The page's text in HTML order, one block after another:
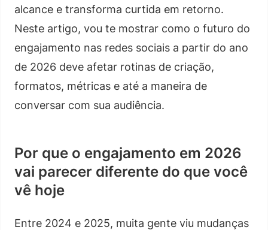
alcance e transforma curtida em retorno.
Neste artigo, vou te mostrar como o futuro do
engajamento nas redes sociais a partir do ano
de 2026 deve afetar rotinas de criação,
formatos, métricas e até a maneira de
conversar com sua audiência.
Por que o engajamento em 2026
vai parecer diferente do que você
vê hoje
Entre 2024 e 2025, muita gente viu mudanças